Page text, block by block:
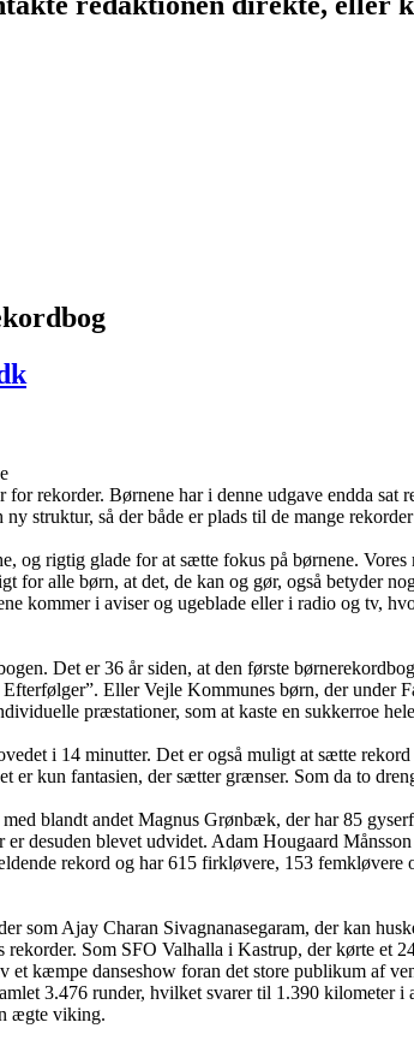
rekorder. Børnene har i denne udgave endda
ny struktur, så der både er plads til de mange
og rigtig glade for at sætte fokus på børnene.
for alle børn, at det, de kan og gør, også betyder
kommer i aviser og ugeblade eller i radio og tv,
Det er 36 år siden, at den første
Eller Vejle Kommunes børn, der under
præstationer, som at kaste en sukkerroe
i 14 minutter. Det er også muligt at sætte
er kun fantasien, der sætter grænser. Som da to
blandt andet Magnus Grønbæk, der har 85
er desuden blevet udvidet. Adam Hougaard
rekord og har 615 firkløvere, 153
som Ajay Charan Sivagnanasegaram, der kan
rekorder. Som SFO Valhalla i Kastrup, der kørte
et kæmpe danseshow foran det store publikum
3.476 runder, hvilket svarer til 1.390
ægte viking.